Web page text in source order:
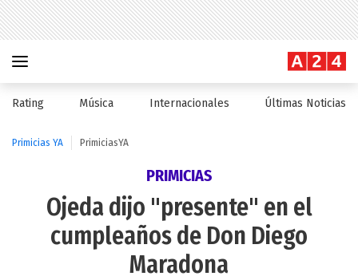
Rating Música Internacionales Últimas Noticias
Primicias YA PrimiciasYA
PRIMICIAS
Ojeda dijo "presente" en el
cumpleaños de Don Diego
Maradona